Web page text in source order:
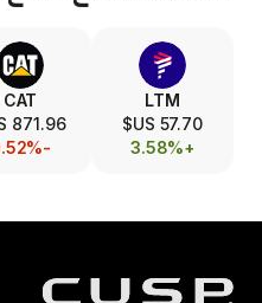
LTM
57.70 US$
+3.58%
CAT
871.96 US$
-0.52%